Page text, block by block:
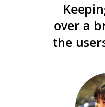
over a
the